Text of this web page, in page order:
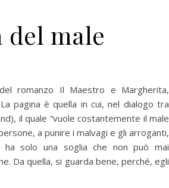
del male
romanzo Il Maestro e Margherita,
pagina è quella in cui, nel dialogo tra
il quale “vuole costantemente il male
a punire i malvagi e gli arroganti,
solo una soglia che non può mai
Da quella, si guarda bene, perché, egli